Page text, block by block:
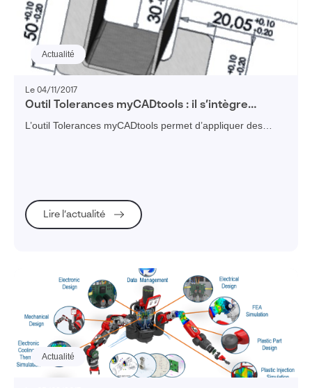
Actualité
Le 04/11/2017
Outil Tolerances myCADtools : il s’intègre
désormais totalement dans le PropertyManager
L’outil Tolerances myCADtools permet d’appliquer des
Lire l’actualité
Actualité